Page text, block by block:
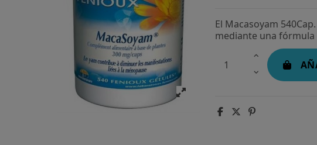
El Macasoyam
mediante una